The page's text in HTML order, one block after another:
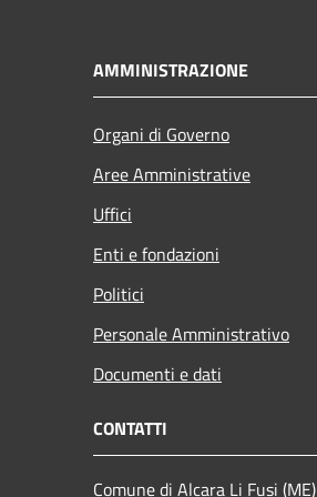
AMMINISTRAZIONE
Organi di Governo
Aree Amministrative
Uffici
Enti e fondazioni
Politici
Personale Amministrativo
Documenti e dati
CONTATTI
Comune di Alcara Li Fusi (ME)